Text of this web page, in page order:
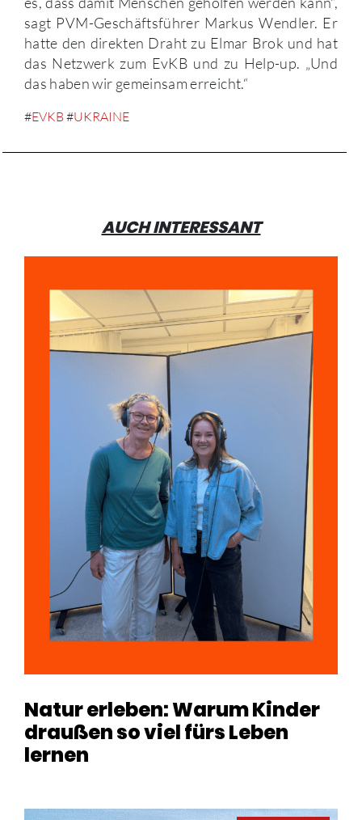
sagt PVM-Geschäftsführer Markus Wendler. Er
hatte den direkten Draht zu Elmar Brok und hat
das Netzwerk zum EvKB und zu Help-up. „Und
das haben wir gemeinsam erreicht.“
#EVKB#UKRAINE
AUCH INTERESSANT
Natur erleben: Warum Kinder
draußen so viel fürs Leben
lernen